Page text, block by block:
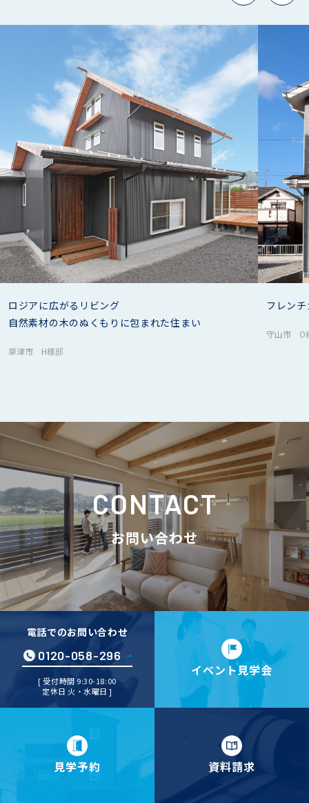
ロジアに広がるリビング
自然素材の木のぬくもりに包まれた住まい
草津市 H様邸
フレン
守山市 O
CONTACT
お問い合わせ
電話でのお問い合わせ
0120-058-296
[ 受付時間 9:30-18:00
定休日 火・水曜日 ]
イベント見学会
見学予約 資料請求